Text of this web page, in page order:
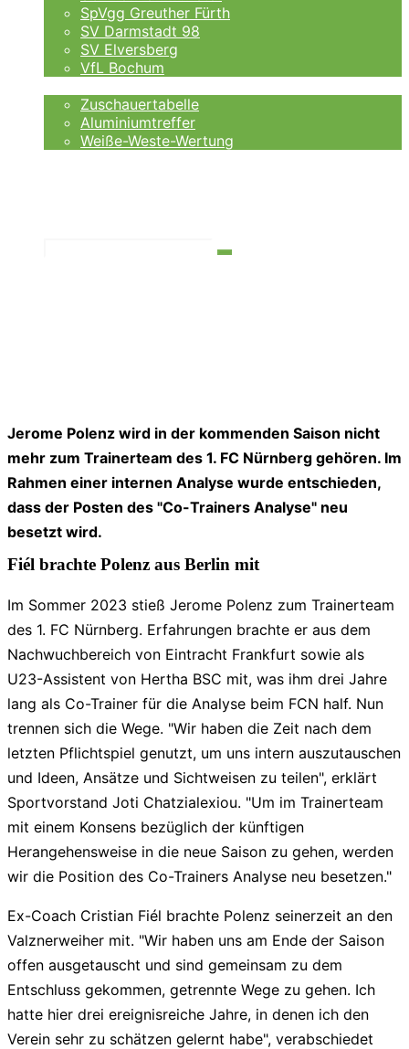
SpVgg Greuther Fürth
SV Darmstadt 98
SV Elversberg
VfL Bochum
Zuschauertabelle
Aluminiumtreffer
Weiße-Weste-Wertung
Suchen
Jerome Polenz wird in der kommenden Saison nicht
mehr zum Trainerteam des 1. FC Nürnberg gehören. Im
Rahmen einer internen Analyse wurde entschieden,
dass der Posten des "Co-Trainers Analyse" neu
besetzt wird.
Fiél brachte Polenz aus Berlin mit
Im Sommer 2023 stieß Jerome Polenz zum Trainerteam
des 1. FC Nürnberg. Erfahrungen brachte er aus dem
Nachwuchbereich von Eintracht Frankfurt sowie als
U23-Assistent von Hertha BSC mit, was ihm drei Jahre
lang als Co-Trainer für die Analyse beim FCN half. Nun
trennen sich die Wege. "Wir haben die Zeit nach dem
letzten Pflichtspiel genutzt, um uns intern auszutauschen
und Ideen, Ansätze und Sichtweisen zu teilen", erklärt
Sportvorstand Joti Chatzialexiou. "Um im Trainerteam
mit einem Konsens bezüglich der künftigen
Herangehensweise in die neue Saison zu gehen, werden
wir die Position des Co-Trainers Analyse neu besetzen."
Ex-Coach Cristian Fiél brachte Polenz seinerzeit an den
Valznerweiher mit. "Wir haben uns am Ende der Saison
offen ausgetauscht und sind gemeinsam zu dem
Entschluss gekommen, getrennte Wege zu gehen. Ich
hatte hier drei ereignisreiche Jahre, in denen ich den
Verein sehr zu schätzen gelernt habe", verabschiedet